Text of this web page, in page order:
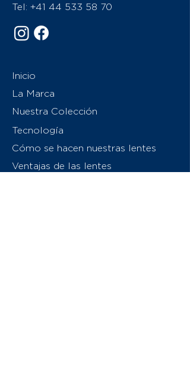
Tel: +41 44 533 58 70
Inicio
La Marca
Nuestra Colección
Tecnología
Cómo se hacen nuestras lentes
Ventajas de las lentes